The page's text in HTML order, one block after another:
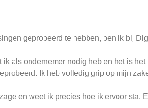
geprobeerd te hebben, ben ik bij
ik als ondernemer nodig heb en het is
Ik heb volledig grip op mijn
en weet ik precies hoe ik ervoor sta.